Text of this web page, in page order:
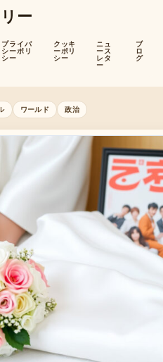
ー
プライバ
シーポリ
シー
クッキ
ーポリ
シー
ニュ
ース
レタ
ー
ブ
ロ
グ
ワールド 政治